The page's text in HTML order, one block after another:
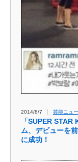
2014/8/7 芸能ニュ
「SUPER STAR
ム、デビューを
に成功！